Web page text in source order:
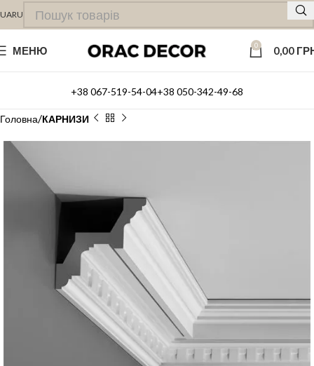
UARU
МЕНЮ 0 0,00
+38 067-519-54-04+38 050-342-49-68
Головна КАРНИЗИ